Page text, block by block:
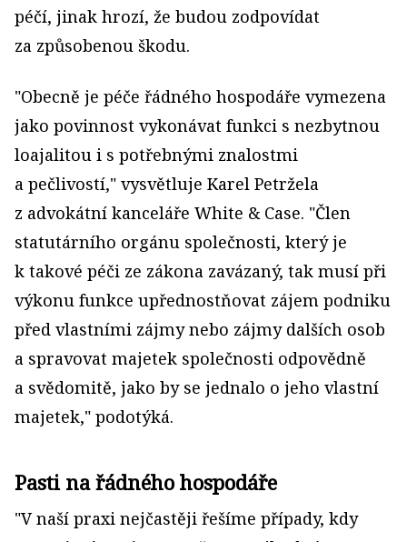
péčí, jinak hrozí, že budou zodpovídat
za způsobenou škodu.
"Obecně je péče řádného hospodáře vymezena
jako povinnost vykonávat funkci s nezbytnou
loajalitou i s potřebnými znalostmi
a pečlivostí," vysvětluje Karel Petržela
z advokátní kanceláře White & Case. "Člen
statutárního orgánu společnosti, který je
k takové péči ze zákona zavázaný, tak musí při
výkonu funkce upřednostňovat zájem podniku
před vlastními zájmy nebo zájmy dalších osob
a spravovat majetek společnosti odpovědně
a svědomitě, jako by se jednalo o jeho vlastní
majetek," podotýká.
Pasti na řádného hospodáře
"V naší praxi nejčastěji řešíme případy, kdy